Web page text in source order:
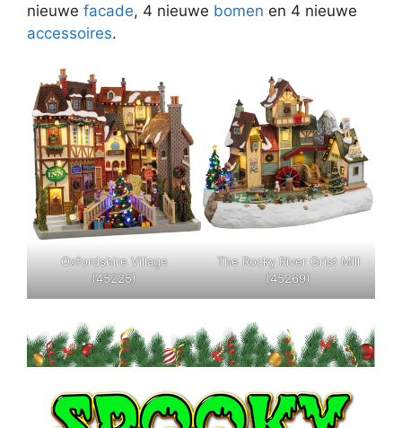
nieuwe facade, 4 nieuwe bomen en 4 nieuwe
accessoires.
Oxfordshire Village
(45225)
The Rocky River Grist Mill
(45269)